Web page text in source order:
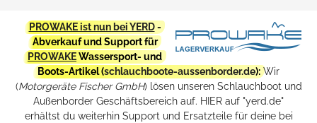
PROWAKE ist nun bei YERD-
Abverkauf und Support für
PROWAKEWassersport- und
Boots-Artikel (schlauchboote-aussenborder.de): Wir
(Motorgeräte Fischer GmbH) lösen unseren Schlauchboot und
Außenborder Geschäftsbereich auf. HIER auf "yerd.de"
erhältst du weiterhin Support und Ersatzteile für deine bei